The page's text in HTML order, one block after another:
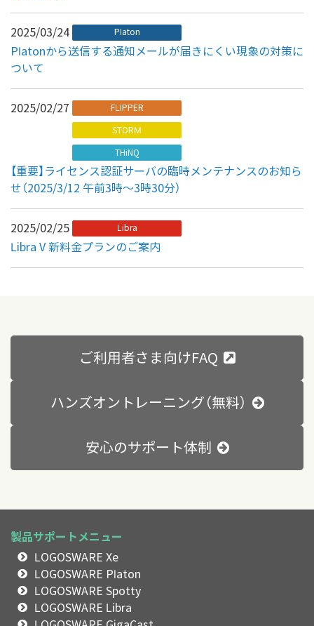
2025/03/24 Platon
Platonから送信する通知メールが届きにくい現象の対策に
ついて
2025/02/27 FLIPPER
STORM
THiNQ
【重要】ライセンス認証サーバの臨時メンテナンスのお知ら
せ（2025/3/12 午前3時～3時30分）
2025/02/25 Libra
Libra V 新料金プランのご案内
ご利用者さま向けFAQ
ハンズオントレーニング（無料）
安心のサポート体制
製品サポートメニュー
LOGOSWARE Xe
LOGOSWARE Platon
LOGOSWARE Spotty
LOGOSWARE Libra